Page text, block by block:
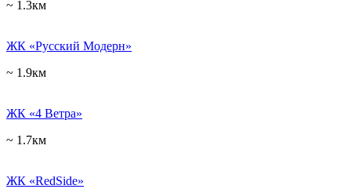
~ 1.3км
ЖК «Русский Модерн»
~ 1.9км
ЖК «4 Ветра»
~ 1.7км
ЖК «RedSide»